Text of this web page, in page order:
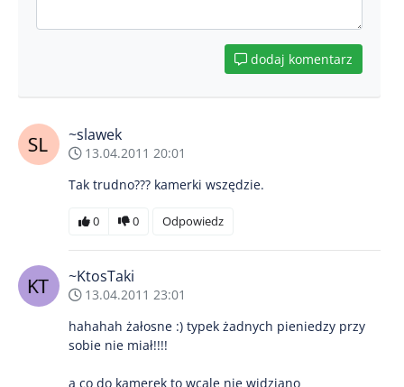
dodaj komentarz
~slawek
13.04.2011 20:01
Tak trudno??? kamerki wszędzie.
0 0 Odpowiedz
~KtosTaki
13.04.2011 23:01
hahahah żałosne :) typek żadnych pieniedzy przy
sobie nie miał!!!!
a co do kamerek to wcale nie widziano